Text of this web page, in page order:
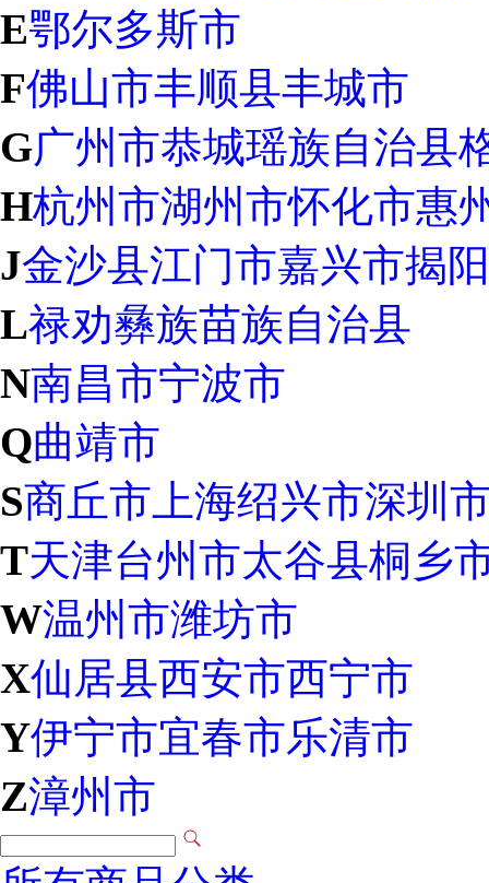
E鄂尔多斯市
F佛山市丰顺县丰城市
G广州市恭城瑶族自治县
H杭州市湖州市怀化市惠
J金沙县江门市嘉兴市揭
L禄劝彝族苗族自治县
N南昌市宁波市
Q曲靖市
S商丘市 上海绍兴市深圳
T天津台州市太谷县桐乡
W温州市潍坊市
X仙居县西安市西宁市
Y伊宁市宜春市乐清市
Z漳州市